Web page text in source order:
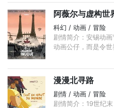
阿薇尔与虚构世
科幻 / 动画 / 冒险
剧情简介：安锡动
动画公仔，而是令
漫漫北寻路
剧情 / 动画 / 冒险
剧情简介：19世纪